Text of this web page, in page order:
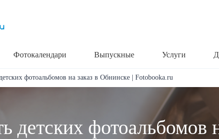
Фотокалендари Выпускные Услуги
фотоальбомов на заказ в Обнинске | Fotobooka.ru
детских фотоальбомов